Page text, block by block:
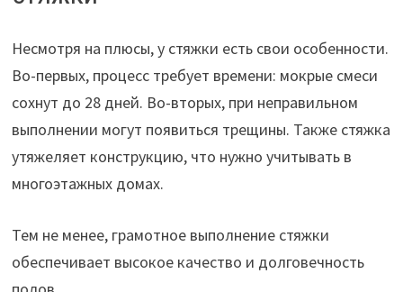
Несмотря на плюсы, у стяжки есть свои особенности.
Во-первых, процесс требует времени: мокрые смеси
сохнут до 28 дней. Во-вторых, при неправильном
выполнении могут появиться трещины. Также стяжка
утяжеляет конструкцию, что нужно учитывать в
многоэтажных домах.
Тем не менее, грамотное выполнение стяжки
обеспечивает высокое качество и долговечность